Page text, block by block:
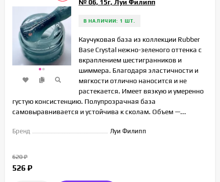
№ 06, 15г, Луи Филипп
В НАЛИЧИИ: 1 ШТ.
Каучуковая база из коллекции Rubber
Base Crystal нежно-зеленого оттенка с
вкраплением шестигранников и
шиммера. Благодаря эластичности и
мягкости отлично наносится и не
растекается. Имеет вязкую и умеренно
густую консистенцию. Полупрозрачная база
самовыравнивается и устойчива к сколам. Объем —...
Бренд Луи Филипп
620₽
526 ₽